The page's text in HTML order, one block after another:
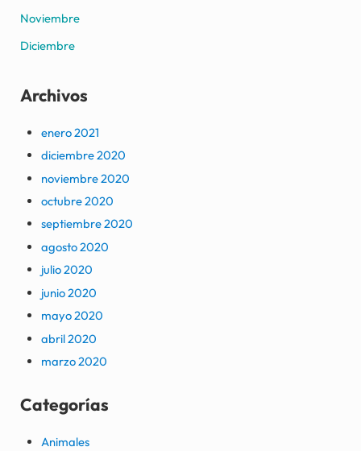
Noviembre
Diciembre
Archivos
enero 2021
diciembre 2020
noviembre 2020
octubre 2020
septiembre 2020
agosto 2020
julio 2020
junio 2020
mayo 2020
abril 2020
marzo 2020
Categorías
Animales